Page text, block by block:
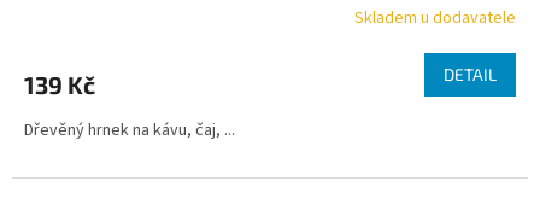
je
z
hvězdiček.
Skladem u dodavatele
139 Kč DETAIL
Dřevěný hrnek na kávu, čaj, ...